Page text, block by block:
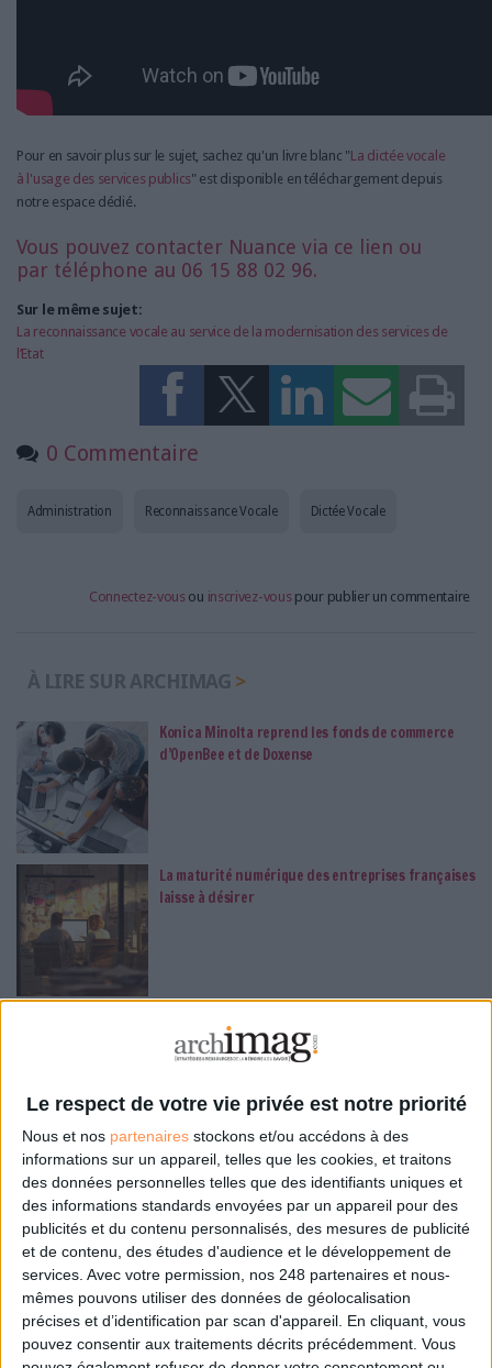
Le respect de votre vie privée est notre priorité
Nous et nos partenaires stockons et/ou accédons à des
informations sur un appareil, telles que les cookies, et traitons
des données personnelles telles que des identifiants uniques et
des informations standards envoyées par un appareil pour des
publicités et du contenu personnalisés, des mesures de publicité
et de contenu, des études d'audience et le développement de
services. Avec votre permission, nos 248 partenaires et nous-
mêmes pouvons utiliser des données de géolocalisation
précises et d’identification par scan d'appareil. En cliquant, vous
pouvez consentir aux traitements décrits précédemment. Vous
Pour en savoir plus sur le sujet, sachez qu'un livre blanc "La dictée vocale
à l'usage des services publics" est disponible en téléchargement depuis
notre espace dédié.
Vous pouvez contacter Nuance via ce lien ou
par téléphone au 06 15 88 02 96.
Sur le même sujet:
La reconnaissance vocale au service de la modernisation des services de
l’Etat
0 Commentaire
Dictée Vocale
Reconnaissance Vocale
Administration
Connectez-vous ou inscrivez-vous pour publier un commentaire
À LIRE SUR ARCHIMAG
Konica Minolta reprend les fonds de commerce
d’OpenBee et de Doxense
La maturité numérique des entreprises françaises
laisse à désirer
azimuts
Le signalement de contenus générés par l'IA
devient obligatoire à partir du 2 août
LE MAG